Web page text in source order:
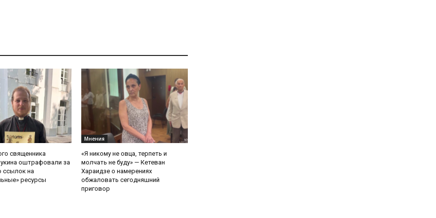
священника
оштрафовали за
ссылок на
ресурсы
Мнения
«Я никому не овца, терпеть и
молчать не буду» — Кетеван
Хараидзе о намерениях
обжаловать сегодняшний
приговор